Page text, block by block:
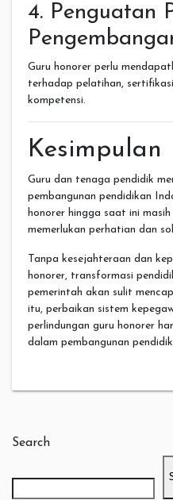
4. Penguatan
Guru honorer perlu
terhadap pelatihan,
kompetensi.
Kesimpulan
Guru dan tenaga pendidik
pembangunan pendidikan
honorer hingga saat ini
memerlukan perhatian dan
Tanpa kesejahteraan dan
honorer, transformasi
pemerintah akan sulit
itu, perbaikan sistem
perlindungan guru honorer
dalam pembangunan
Search